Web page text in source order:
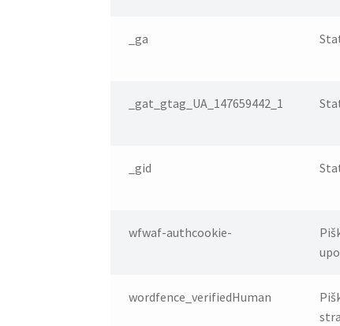
_ga
_gat_gtag_UA_147659442_1
_gid
wfwaf-authcookie-
wordfence_verifiedHuman